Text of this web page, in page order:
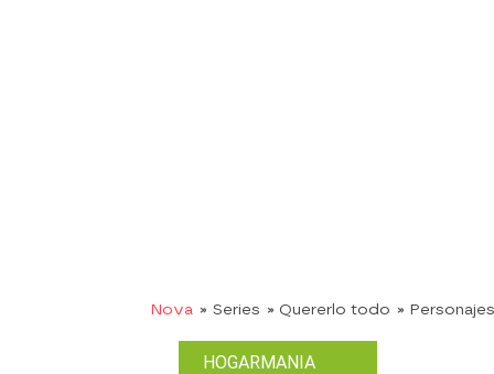
Nova » Series » Quererlo todo » Personajes
HOGARMANIA